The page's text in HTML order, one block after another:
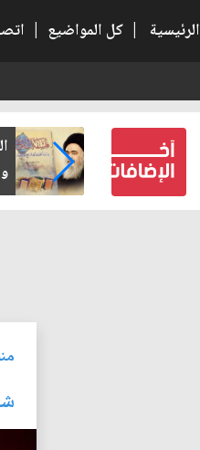
الرئيسية | كل المواضيع |
كتب لنفسه